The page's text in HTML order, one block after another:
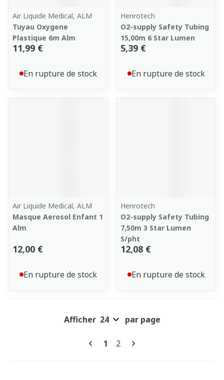
Air Liquide Medical, ALM
Tuyau Oxygene
Plastique 6m Alm
11,99 €
En rupture de stock
Henrotech
O2-supply Safety Tubing
15,00m 6 Star Lumen
5,39 €
En rupture de stock
Air Liquide Medical, ALM
Masque Aerosol Enfant 1
Alm
12,00 €
En rupture de stock
Henrotech
O2-supply Safety Tubing
7,50m 3 Star Lumen
S/pht
12,08 €
En rupture de stock
Pages
Vous lisez actuellement la
1 Page
2
Afficher par page